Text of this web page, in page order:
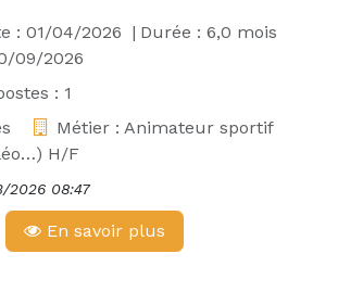
: 01/04/2026 | Durée : 6,0 mois
09/2026
: 1
Métier : Animateur sportif
H/F
2026 08:47
En savoir plus